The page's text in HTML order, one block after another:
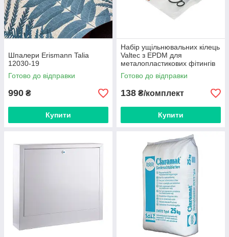
Шпалери Erismann Talia
12030-19
Готово до відправки
990 ₴
Купити
Набір ущільнювальних кілець
Valtec з EPDM для
металопластикових фітингів
(16-40 мм.) VT.KIT.1.1640
Готово до відправки
138 ₴/комплект
Купити